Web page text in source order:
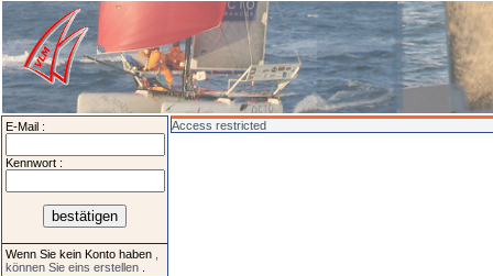
E-Mail :
Kennwort :
Wenn Sie kein Konto haben
können Sie eins erstellen
Access restricted